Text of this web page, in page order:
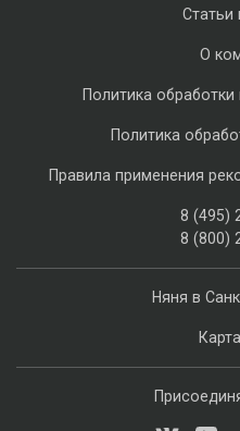
Няня в
Статьи
О
Политика
Политика
Правила применения
8 (495)
8 (800)